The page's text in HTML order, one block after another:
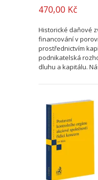
470,00 Kč
Historické daňové
financování v
prostřednictvím
podnikatelská
dluhu a kapitálu.